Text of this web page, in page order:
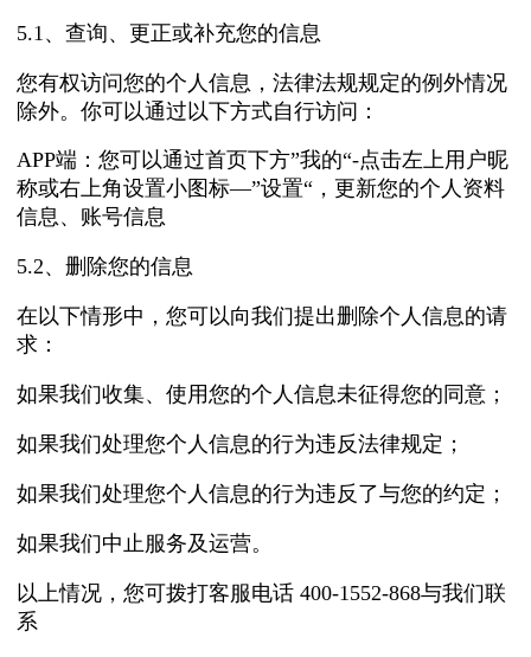
5.1、查询、更正或补充您的信息
您有权访问您的个人信息，法律法规规定的例外情况
除外。你可以通过以下方式自行访问：
APP端：您可以通过首页下方”我的“-点击左上用户昵
称或右上角设置小图标—”设置“，更新您的个人资料
信息、账号信息
5.2、删除您的信息
在以下情形中，您可以向我们提出删除个人信息的请
求：
如果我们收集、使用您的个人信息未征得您的同意；
如果我们处理您个人信息的行为违反法律规定；
如果我们处理您个人信息的行为违反了与您的约定；
如果我们中止服务及运营。
以上情况，您可拨打客服电话 400-1552-868与我们联
系